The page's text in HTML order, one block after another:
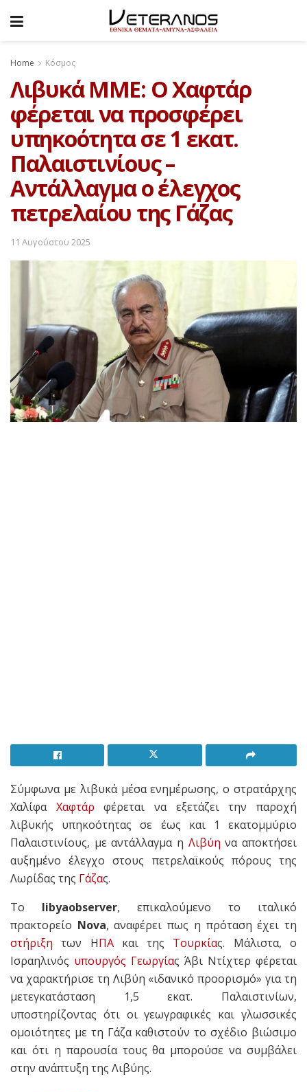
Home Κόσμος
Λιβυκά ΜΜΕ: Ο Χαφτάρ
φέρεται να προσφέρει
υπηκοότητα σε 1 εκατ.
Παλαιστινίους –
Αντάλλαγμα ο έλεγχος
πετρελαίου της Γάζας
11 Αυγούστου 2025
Σύμφωνα με λιβυκά μέσα ενημέρωσης, ο στρατάρχης
Χαλίφα Χαφτάρ φέρεται να εξετάζει την παροχή
λιβυκής υπηκοότητας σε έως και 1 εκατομμύριο
Παλαιστινίους, με αντάλλαγμα η Λιβύη να αποκτήσει
αυξημένο έλεγχο στους πετρελαϊκούς πόρους της
Λωρίδας της Γάζας.
Το libyaobserver, επικαλούμενο το ιταλικό
πρακτορείο Nova, αναφέρει πως η πρόταση έχει τη
στήριξη των ΗΠΑκαι της Τουρκίας. Μάλιστα, ο
Ισραηλινός υπουργός Γεωργίας Άβι Ντίχτερ φέρεται
να χαρακτήρισε τη Λιβύη «ιδανικό προορισμό» για τη
μετεγκατάσταση 1,5 εκατ. Παλαιστινίων,
υποστηρίζοντας ότι οι γεωγραφικές και γλωσσικές
ομοιότητες με τη Γάζα καθιστούν το σχέδιο βιώσιμο
και ότι η παρουσία τους θα μπορούσε να συμβάλει
στην ανάπτυξη της Λιβύης.